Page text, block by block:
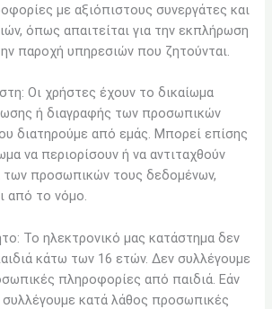
με αξιόπιστους συνεργάτες και
όπως απαιτείται για την εκπλήρωση
παροχή υπηρεσιών που ζητούνται.
Οι χρήστες έχουν το δικαίωμα
ή διαγραφής των προσωπικών
διατηρούμε από εμάς. Μπορεί επίσης
να περιορίσουν ή να αντιταχθούν
των προσωπικών τους δεδομένων,
από το νόμο.
Το ηλεκτρονικό μας κατάστημα δεν
κάτω των 16 ετών. Δεν συλλέγουμε
πληροφορίες από παιδιά. Εάν
συλλέγουμε κατά λάθος προσωπικές